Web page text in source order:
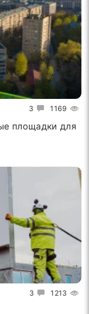
3 1169
площадки для
3 1213